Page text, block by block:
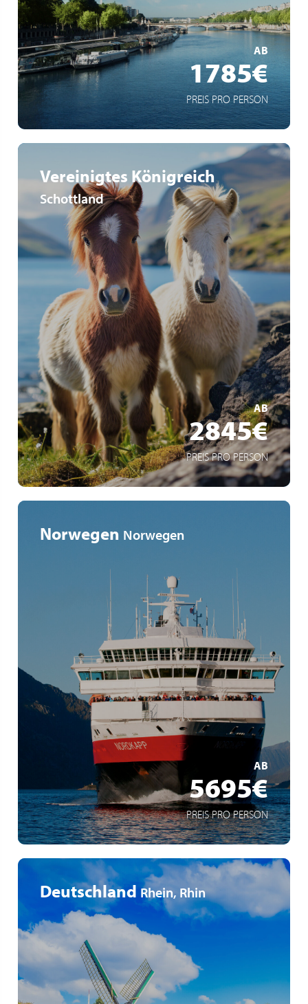
AB
1785€
PREIS PRO PERSON
Schiff mit Schaufelradantrieb
MEHR ERFAHREN
Vereinigtes Königreich
Schottland
AB
2845€
PREIS PRO PERSON
Naturwunder Islands
Sommer im Hohen Norden
Shetland-Insels
MEHR ERFAHREN
Norwegen Norwegen
AB
5695€
PREIS PRO PERSON
klassische Postschiffroute
Mythos Hurtigruten
Fjordlandschaft Norwegens mit 34 Häfen
MEHR ERFAHREN
Deutschland Rhein, Rhin